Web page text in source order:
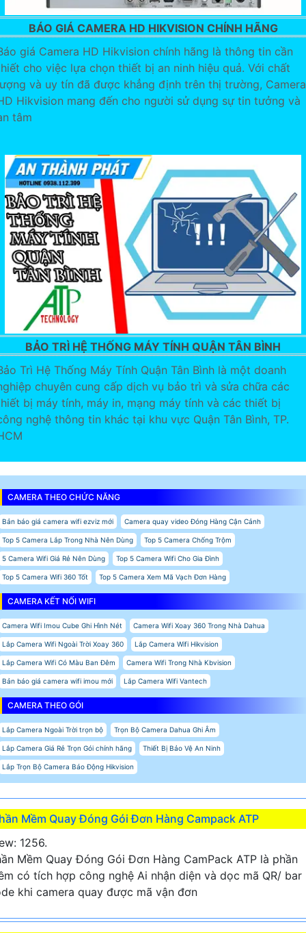
BÁO GIÁ CAMERA HD HIKVISION CHÍNH HÃNG
giá Camera HD Hikvision chính hãng là thông tin cần
cho việc lựa chọn thiết bị an ninh hiệu quả. Với chất
và uy tín đã được khẳng định trên thị trường, Camera
Hikvision mang đến cho người sử dụng sự tin tưởng và
tâm
BẢO TRÌ HỆ THỐNG MÁY TÍNH QUẬN TÂN BÌNH
Trì Hệ Thống Máy Tính Quận Tân Bình là một doanh
chuyên cung cấp dịch vụ bảo trì và sửa chữa các
bị máy tính, máy in, mạng máy tính và các thiết bị
nghệ thông tin khác tại khu vực Quận Tân Bình, TP.
CAMERA THEO CHỨC NĂNG
Bản báo giá camera wifi ezviz mới Camera quay video Đóng Hàng Cận Cảnh
Top 5 Camera Lắp Trong Nhà Nên Dùng Top 5 Camera Chống Trộm
5 Camera Wifi Giá Rẻ Nên Dùng Top 5 Camera Wifi Cho Gia Đình
Top 5 Camera Wifi 360 Tốt Top 5 Camera Xem Mã Vạch Đơn Hàng
CAMERA KẾT NỐI WIFI
Camera Wifi Imou Cube Ghi Hình Nét Camera Wifi Xoay 360 Trong Nhà Dahua
Lắp Camera Wifi Ngoài Trời Xoay 360 Lắp Camera Wifi Hikvision
Lắp Camera Wifi Có Màu Ban Đêm Camera Wifi Trong Nhà Kbvision
Bản báo giá camera wifi imou mới Lắp Camera Wifi Vantech
CAMERA THEO GÓI
Lắp Camera Ngoài Trời trọn bộ Trọn Bộ Camera Dahua Ghi Âm
Lắp Camera Giá Rẻ Trọn Gói chính hãng Thiết Bị Bảo Vệ An Ninh
Lắp Trọn Bộ Camera Báo Động Hikvision
Mềm Quay Đóng Gói Đơn Hàng Campack ATP
1256.
Mềm Quay Đóng Gói Đơn Hàng CamPack ATP là phần
có tích hợp công nghệ Ai nhận diện và dọc mã QR/ bar
khi camera quay được mã vận đơn